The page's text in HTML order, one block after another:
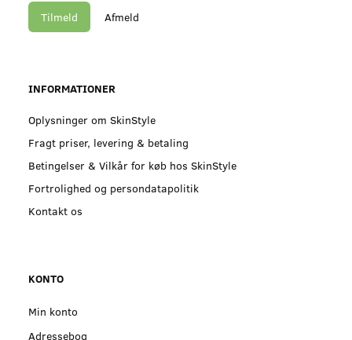
Tilmeld Afmeld
INFORMATIONER
Oplysninger om SkinStyle
Fragt priser, levering & betaling
Betingelser & Vilkår for køb hos SkinStyle
Fortrolighed og persondatapolitik
Kontakt os
KONTO
Min konto
Adressebog